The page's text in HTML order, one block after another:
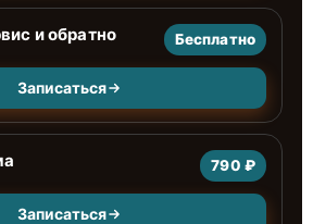
и обратно Бесплатно
Записаться
790 ₽
Записаться